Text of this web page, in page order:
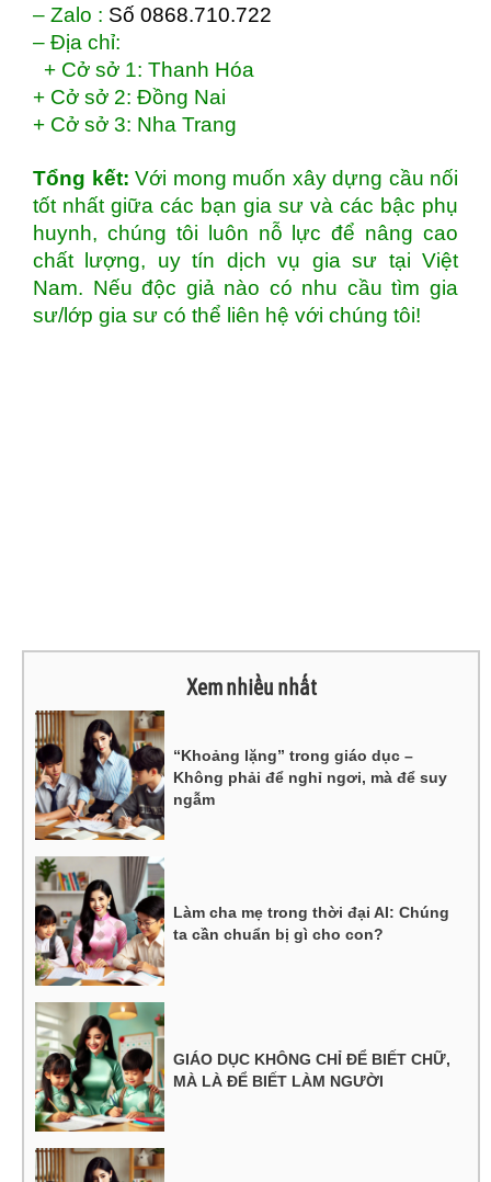
– Zalo : Số 0868.710.722
– Địa chỉ:
+ Cở sở 1: Thanh Hóa
+ Cở sở 2: Đồng Nai
+ Cở sở 3: Nha Trang
Tổng kết: Với mong muốn xây dựng cầu nối
tốt nhất giữa các bạn gia sư và các bậc phụ
huynh, chúng tôi luôn nỗ lực để nâng cao
chất lượng, uy tín dịch vụ gia sư tại Việt
Nam. Nếu độc giả nào có nhu cầu tìm gia
sư/lớp gia sư có thể liên hệ với chúng tôi!
Xem nhiều nhất
“Khoảng lặng” trong giáo dục –
Không phải để nghỉ ngơi, mà để suy
ngẫm
Làm cha mẹ trong thời đại AI: Chúng
ta cần chuẩn bị gì cho con?
GIÁO DỤC KHÔNG CHỈ ĐỂ BIẾT CHỮ,
MÀ LÀ ĐỂ BIẾT LÀM NGƯỜI